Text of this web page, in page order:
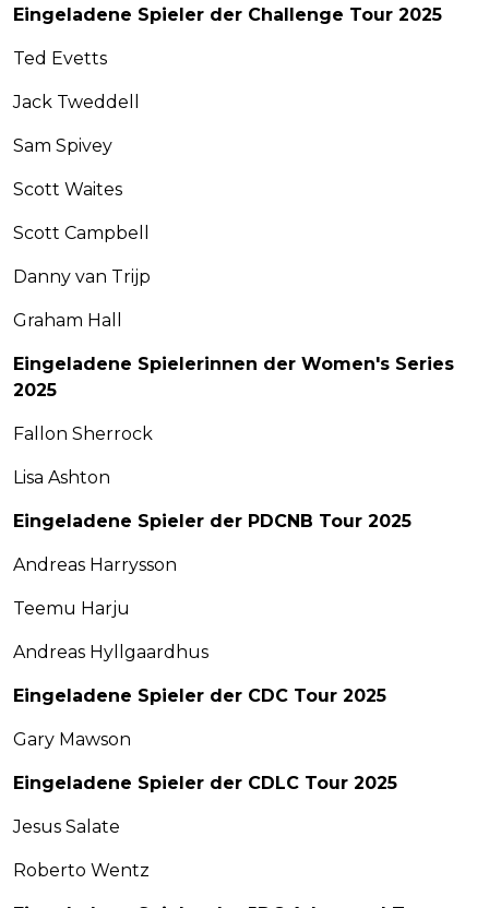
Eingeladene Spieler der Challenge Tour 2025
Ted Evetts
Jack Tweddell
Sam Spivey
Scott Waites
Scott Campbell
Danny van Trijp
Graham Hall
Eingeladene Spielerinnen der Women's Series
2025
Fallon Sherrock
Lisa Ashton
Eingeladene Spieler der PDCNB Tour 2025
Andreas Harrysson
Teemu Harju
Andreas Hyllgaardhus
Eingeladene Spieler der CDC Tour 2025
Gary Mawson
Eingeladene Spieler der CDLC Tour 2025
Jesus Salate
Roberto Wentz